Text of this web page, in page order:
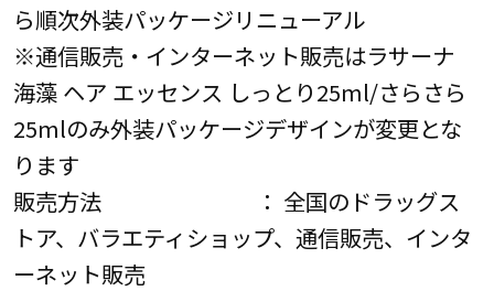
ら順次外装パッケージリニューアル
※通信販売・インターネット販売はラサーナ
海藻 ヘア エッセンス しっとり25ml/さらさら
25mlのみ外装パッケージデザインが変更とな
ります
販売方法 ： 全国のドラッグス
トア、バラエティショップ、通信販売、インタ
ーネット販売